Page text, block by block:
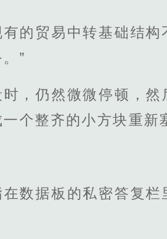
的贸易中转基础结构
”
，仍然微微停顿，然
个整齐的小方块重新
数据板的私密答复栏